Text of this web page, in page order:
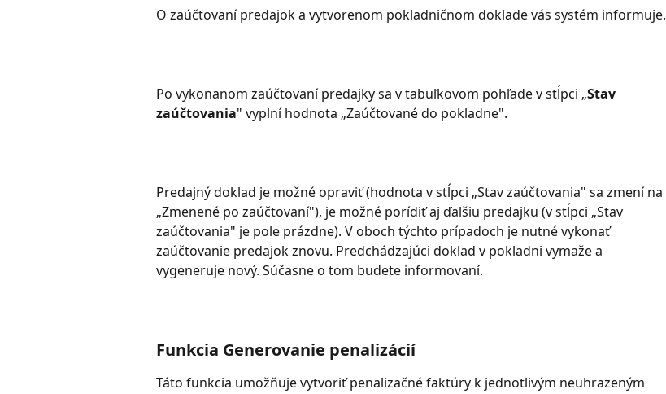
O zaúčtovaní predajok a vytvorenom pokladničnom doklade vás systém informuje.
Po vykonanom zaúčtovaní predajky sa v tabuľkovom pohľade v stĺpci „Stav
zaúčtovania" vyplní hodnota „Zaúčtované do pokladne".
Predajný doklad je možné opraviť (hodnota v stĺpci „Stav zaúčtovania" sa zmení na
„Zmenené po zaúčtovaní"), je možné porídiť aj ďalšiu predajku (v stĺpci „Stav
zaúčtovania" je pole prázdne). V oboch týchto prípadoch je nutné vykonať
zaúčtovanie predajok znovu. Predchádzajúci doklad v pokladni vymaže a
vygeneruje nový. Súčasne o tom budete informovaní.
Funkcia Generovanie penalizácií
Táto funkcia umožňuje vytvoriť penalizačné faktúry k jednotlivým neuhrazeným